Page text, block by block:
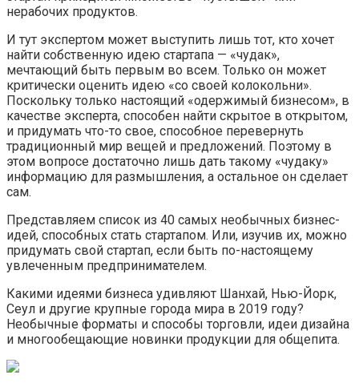
нерабочих продуктов.
И тут экспертом может выступить лишь тот, кто хочет
найти собственную идею стартапа — «чудак»,
мечтающий быть первым во всем. Только он может
критически оценить идею «со своей колокольни».
Поскольку только настоящий «одержимый бизнесом», в
качестве эксперта, способен найти скрытое в открытом,
и придумать что-то свое, способное перевернуть
традиционный мир вещей и предложений. Поэтому в
этом вопросе достаточно лишь дать такому «чудаку»
информацию для размышления, а остальное он сделает
сам.
Представляем список из 40 самых необычных бизнес-
идей, способных стать стартапом. Или, изучив их, можно
придумать свой стартап, если быть по-настоящему
увлеченным предпринимателем.
Какими идеями бизнеса удивляют Шанхай, Нью-Йорк,
Сеул и другие крупные города мира в 2019 году?
Необычные форматы и способы торговли, идеи дизайна
и многообещающие новинки продукции для общепита.